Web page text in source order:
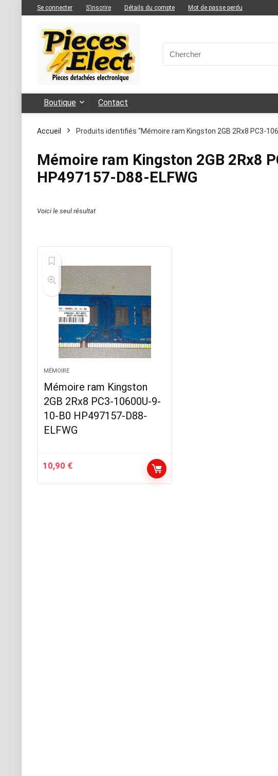
Se connecter S’inscrire Détails du compte Mot de passe perdu
Boutique Contact
Accueil Produits identifiés “Mémoire ram Kingston 2GB 2Rx8 PC3-
Mémoire ram Kingston 2GB 2Rx8
HP497157-D88-ELFWG
Voici le seul résultat
MÉMOIRE
Mémoire ram Kingston
2GB 2Rx8 PC3-10600U-9-
10-B0 HP497157-D88-
ELFWG
10,90 €